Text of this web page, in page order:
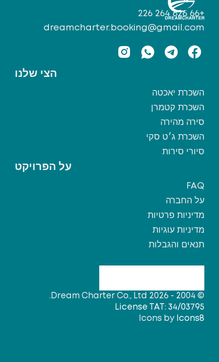
הצי שלנו
השכרת יאכטה
השכרת קטמרן
סירה מהירה
השכרת ג׳ט סקי
סיורי סירות
על הפרויקט
FAQ
על החברה
מדיניות פרטיות
מדיניות עוגיות
תנאים והגבלות
+66 626 264 226
dreamcharter.booking@gmail.com
© 2004 - 2026 Dream Charter Co., Ltd.
License TAT: 34/03795
Icons by Icons8